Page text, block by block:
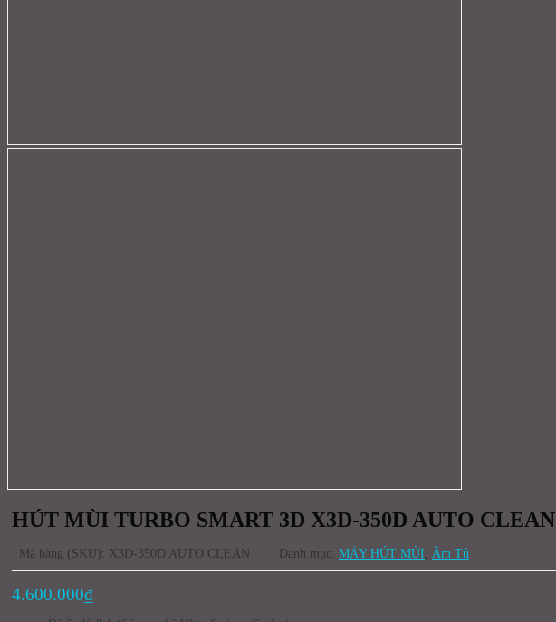
HÚT MÙI TURBO SMART 3D X3D-350D AUTO CLEAN
Mã hàng (SKU): X3D-350D AUTO CLEAN Danh mục: MÁY HÚT MÙI Âm Tủ
4.600.000₫